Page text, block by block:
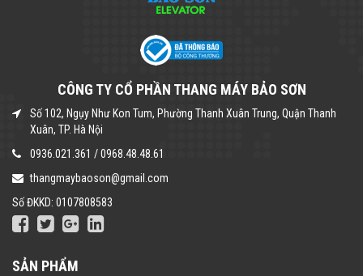
CÔNG TY CỔ PHẦN THANG MÁY BẢO SƠN
Số 102, Ngụy Như Kon Tum, Phường Thanh Xuân Trung, Quận Thanh
Xuân, TP. Hà Nội
0936.021.361 /0968.48.48.61
thangmaybaoson@gmail.com
Số ĐKKD: 0107808583
SẢN PHẨM